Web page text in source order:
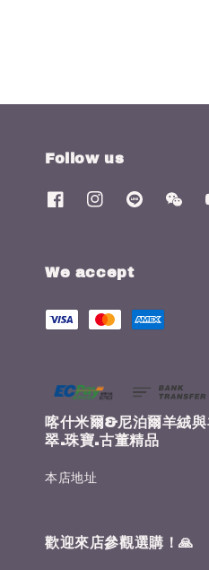
Follow us
We accept
喀什米爾&尼泊爾羊絨
翠.珠寶.古董精品
本店地址
歡迎來店參觀選購！🙏